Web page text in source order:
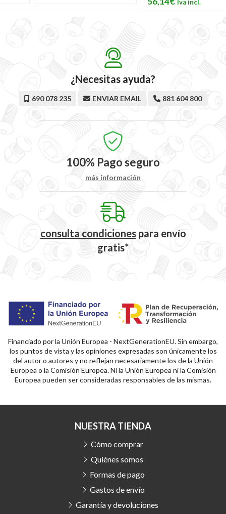
¿Necesitas ayuda?
690 078 235 ENVIAR EMAIL 881 604 800
100% Pago seguro
más información
consulta condicionespara envío
gratis*
Financiado por la Unión Europea - NextGenerationEU. Sin embargo,
los puntos de vista y las opiniones expresadas son únicamente los
del autor o autores y no reflejan necesariamente los de la Unión
Europea o la Comisión Europea. Ni la Unión Europea ni la Comisión
Europea pueden ser consideradas responsables de las mismas.
NUESTRA TIENDA
Cómo comprar
Quiénes somos
Formas de pago
Gastos de envío
Garantía y devoluciones